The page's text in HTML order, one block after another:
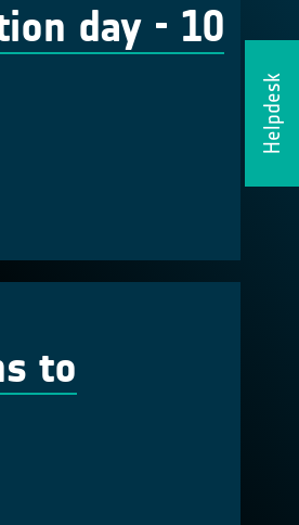
Helpdesk
day - 10
to